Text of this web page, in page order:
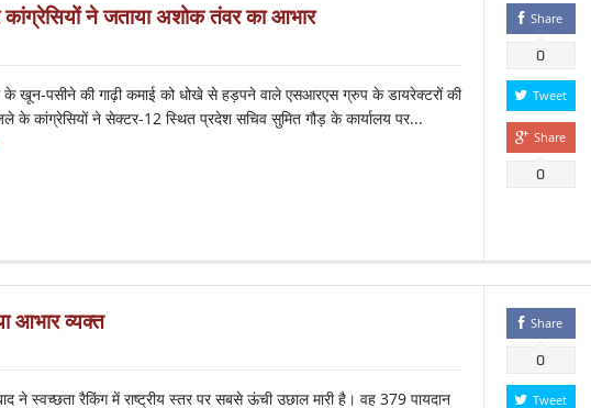
ने जताया अशोक तंवर का आभार
के खून-पसीने की गाढ़ी कमाई को धोखे से हड़पने वाले एसआरएस ग्रुप के डायरेक्टरों की
के कांग्रेसियों ने सेक्टर-12 स्थित प्रदेश सचिव सुमित गौड़ के कार्यालय पर...
Share
0
Tweet
Share
0
आभार व्यक्त
ने स्वच्छता रैकिंग में राष्ट्रीय स्तर पर सबसे ऊंची उछाल मारी है। वह 379 पायदान
Share
0
Tweet